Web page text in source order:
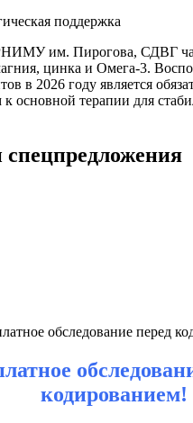
поддержка
им. Пирогова, СДВГ
цинка и Омега-3.
в 2026 году является
основной терапии для
кодированием!